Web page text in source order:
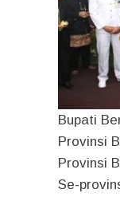
Bupati
Provinsi
Provinsi
Se-